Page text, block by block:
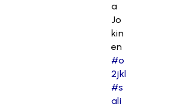
a
Jo
kin
en
#o
2jkl
#s
ali